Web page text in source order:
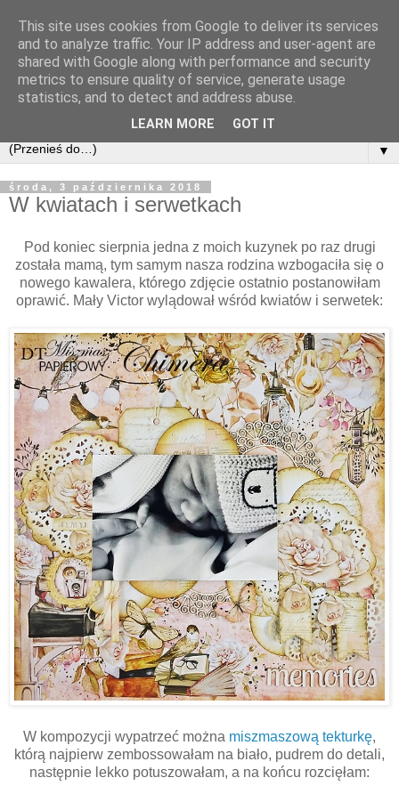
▼
środa, 3 października 2018
W kwiatach i serwetkach
Pod koniec sierpnia jedna z moich kuzynek po raz drugi
została mamą, tym samym nasza rodzina wzbogaciła się o
nowego kawalera, którego zdjęcie ostatnio postanowiłam
oprawić. Mały Victor wylądował wśród kwiatów i serwetek:
W kompozycji wypatrzeć można miszmaszową tekturkę,
którą najpierw zembossowałam na biało, pudrem do detali,
następnie lekko potuszowałam, a na końcu rozcięłam:
This site uses cookies from Google to deliver its services
and to analyze traffic. Your IP address and user-agent are
shared with Google along with performance and security
metrics to ensure quality of service, generate usage
statistics, and to detect and address abuse.
LEARN MORE GOT IT